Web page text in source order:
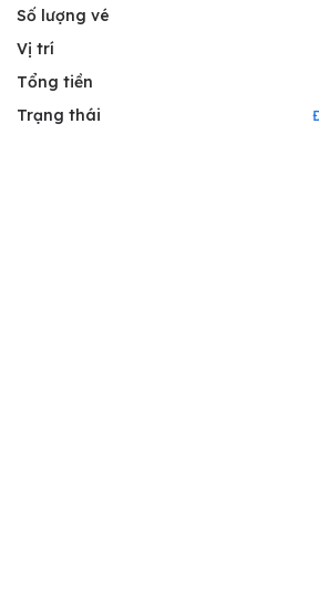
Số lượng vé
Vị trí
Tổng tiền
Trạng thái